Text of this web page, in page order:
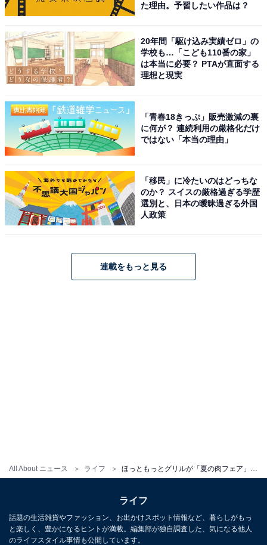
All About ニュース ライフ ほっともっとグリルが「夏の肉フェア」開催！ 大判カルビ830円、カットステーキ630円など価格も見逃せない
た理由。予習したい作品は？
20年間「駆け込み実績ゼロ」の
学校も…「こども110番の家」
は本当に必要？ PTAが直面する
理想と現実
「青春18きっぷ」販売激減の裏
に何が？ 連続利用の厳格化だけ
ではない「本当の理由」
「移民」に冷たいのはどっちな
のか？ スイスの厳格過ぎる学歴
選別と、日本の曖昧過ぎる外国
人政策
連載をもっと見る
ライフ
話題の生活雑貨やファッション、お出かけスポット情報など、暮らしがもっ
と楽しく、豊かになるヒントが満載。編集部が独自調査した、気になる他人
のライフスタイル事情も公開しています。